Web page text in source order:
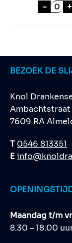
-
+
BEZOEK DE
Knol
Ambachtstraat
7609 RA
T 0546 813351
E
Maandag t/m
8.30 – 18.00